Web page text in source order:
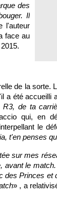
des
Il
l'auteur
face au
de la sorte.
a été accueilli
de ta
qui, en
le
t'en penses
sur mes
le
des Princes
» , a